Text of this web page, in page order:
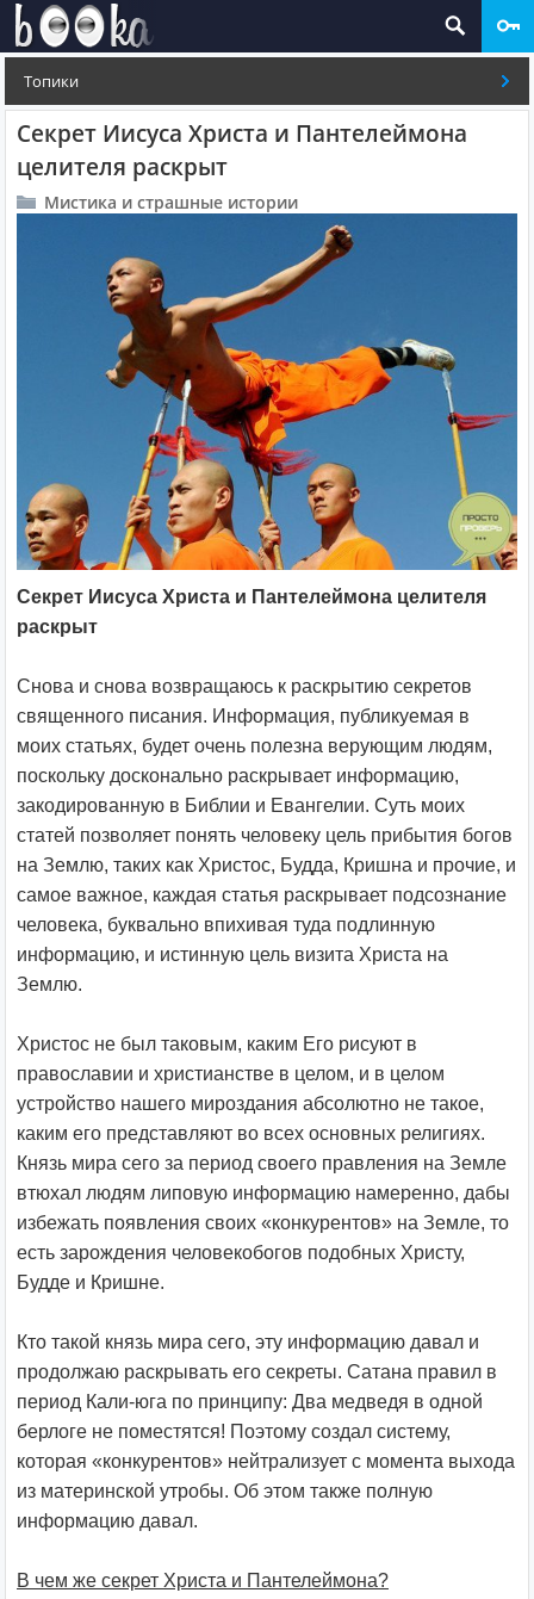
Топики
Секрет Иисуса Христа и Пантелеймона
целителя раскрыт
Мистика и страшные истории
Секрет Иисуса Христа и Пантелеймона целителя
раскрыт
Снова и снова возвращаюсь к раскрытию секретов
священного писания. Информация, публикуемая в
моих статьях, будет очень полезна верующим людям,
поскольку досконально раскрывает информацию,
закодированную в Библии и Евангелии. Суть моих
статей позволяет понять человеку цель прибытия богов
на Землю, таких как Христос, Будда, Кришна и прочие, и
самое важное, каждая статья раскрывает подсознание
человека, буквально впихивая туда подлинную
информацию, и истинную цель визита Христа на
Землю.
Христос не был таковым, каким Его рисуют в
православии и христианстве в целом, и в целом
устройство нашего мироздания абсолютно не такое,
каким его представляют во всех основных религиях.
Князь мира сего за период своего правления на Земле
втюхал людям липовую информацию намеренно, дабы
избежать появления своих «конкурентов» на Земле, то
есть зарождения человекобогов подобных Христу,
Будде и Кришне.
Кто такой князь мира сего, эту информацию давал и
продолжаю раскрывать его секреты. Сатана правил в
период Кали-юга по принципу: Два медведя в одной
берлоге не поместятся! Поэтому создал систему,
которая «конкурентов» нейтрализует с момента выхода
из материнской утробы. Об этом также полную
информацию давал.
В чем же секрет Христа и Пантелеймона?